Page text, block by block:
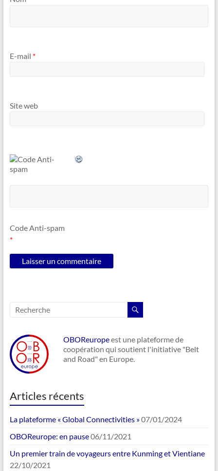
E-mail *
Site web
Code Anti-spam
*
OBOReuropeest une plateforme de
coopération qui soutient l'initiative "Belt
and Road" en Europe.
Articles récents
La plateforme « Global Connectivities »07/01/2024
OBOReurope: en pause06/11/2021
Un premier train de voyageurs entre Kunming et Vientiane
22/10/2021